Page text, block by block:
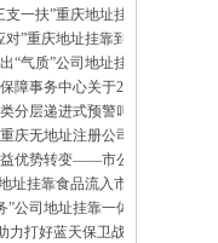
支一扶”重庆地址挂靠计划人员公
对”重庆地址挂靠到“主动防御”
“气质”公司地址挂靠答卷
障事务中心关于2026年协议处
分层递进式预警叫应机制本轮
庆无地址注册公司质灾害三级
优势转变——市公司注册地址
址挂靠食品流入市场大渡口区
”公司地址挂靠一体化新模式重
力打好蓝天保卫战